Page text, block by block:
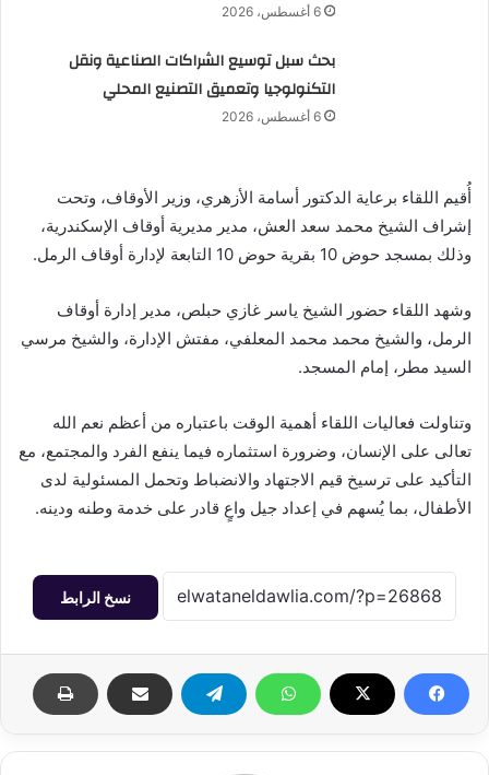
6 أغسطس، 2026
بحث سبل توسيع الشراكات الصناعية ونقل
التكنولوجيا وتعميق التصنيع المحلي
6 أغسطس، 2026
أُقيم اللقاء برعاية الدكتور أسامة الأزهري، وزير الأوقاف، وتحت
إشراف الشيخ محمد سعد العش، مدير مديرية أوقاف الإسكندرية،
وذلك بمسجد حوض 10 بقرية حوض 10 التابعة لإدارة أوقاف الرمل.
وشهد اللقاء حضور الشيخ ياسر غازي حبلص، مدير إدارة أوقاف
الرمل، والشيخ محمد محمد المعلفي، مفتش الإدارة، والشيخ مرسي
السيد مطر، إمام المسجد.
وتناولت فعاليات اللقاء أهمية الوقت باعتباره من أعظم نعم الله
تعالى على الإنسان، وضرورة استثماره فيما ينفع الفرد والمجتمع، مع
التأكيد على ترسيخ قيم الاجتهاد والانضباط وتحمل المسئولية لدى
الأطفال، بما يُسهم في إعداد جيل واعٍ قادر على خدمة وطنه ودينه.
نسخ الرابط